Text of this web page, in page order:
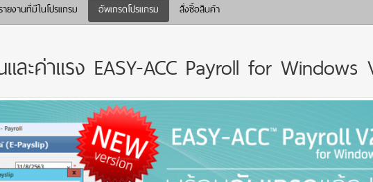
ายงานที่มีในโปรแกรม อัพเกรดโปรแกรม สั่งซื้อสินค้า
และค่าแรง EASY-ACC Payroll for Windows